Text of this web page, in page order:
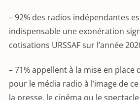
– 92% des radios indépendantes
indispensable une exonération
cotisations URSSAF sur l’année
– 71% appellent à la mise en place
pour le média radio à l’image de
la presse, le cinéma ou le